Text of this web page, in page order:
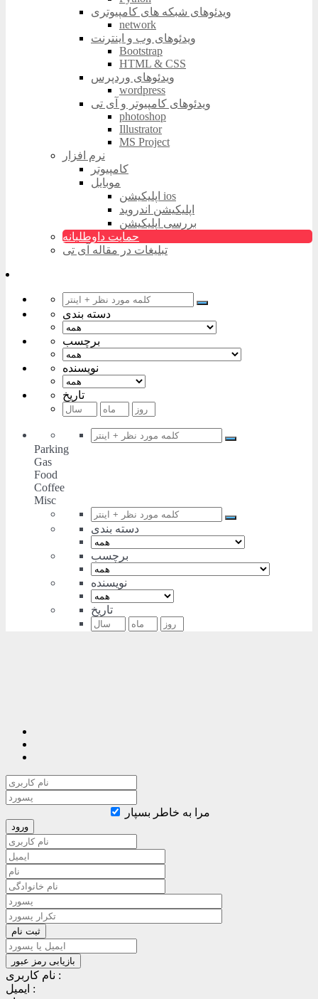
ویدئوهای شبکه های کامپیوتری
network
ویدئوهای وب و اینترنت
Bootstrap
HTML & CSS
ویدئوهای وردپرس
wordpress
ویدئوهای کامپیوتر و آی تی
photoshop
Illustrator
MS Project
نرم افزار
کامپیوتر
موبایل
اپلیکیشن ios
اپلیکیشن اندروید
بررسی اپلیکیشن
حمایت داوطلبانه
تبلیغات در مقاله آی تی
دسته بندی
برچسب
نویسنده
تاریخ
Parking
Gas
Food
Coffee
Misc
دسته بندی
برچسب
نویسنده
تاریخ
مرا به خاطر بسپار
نام کاربری :
ایمیل :